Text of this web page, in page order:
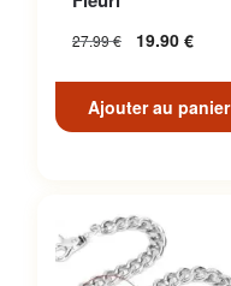
27.99€ 19.90 €
Ajouter au panier